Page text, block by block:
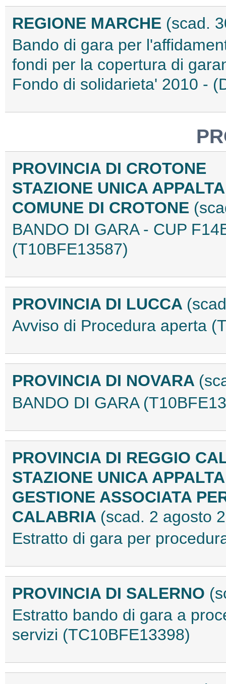
REGIONE MARCHE (scad.
Bando di gara per
fondi per la copertura di
Fondo di solidarieta' 2010 -
PROVINCIA DI CROTONE
STAZIONE UNICA
COMUNE DI CROTONE
BANDO DI GARA - CUP
(T10BFE13587)
PROVINCIA DI LUCCA
Avviso di Procedura aperta
PROVINCIA DI NOVARA
BANDO DI GARA
PROVINCIA DI REGGIO
STAZIONE UNICA
GESTIONE ASSOCIATA
CALABRIA (scad. 2 agosto
Estratto di gara per
PROVINCIA DI SALERNO
Estratto bando di gara a
servizi (TC10BFE13398)